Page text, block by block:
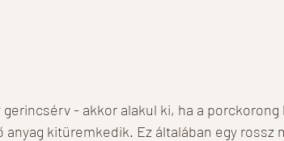
- akkor alakul ki, ha a
anyag kitüremkedik. Ez általában egy rossz